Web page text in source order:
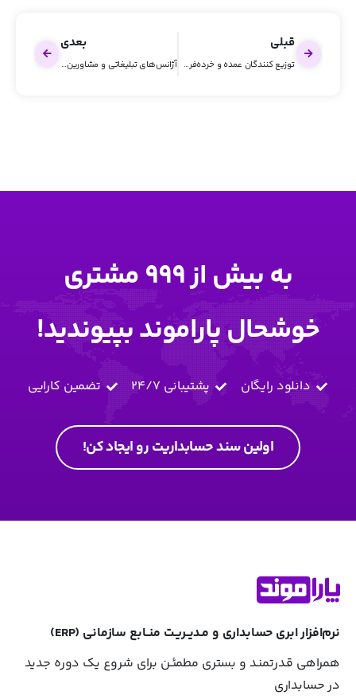
قبلی
توزیع کنندگان عمده و خرده‌فروشی‌ها
بعدی
آژانس‌های تبلیغاتی و مشاورین کسب‌وکار
به بیش از 999 مشتری
خوشحال پاراموند بپیوندید!
دانلود رایگان پشتیبانی 24/7 تضمین کارایی
اولین سند حسابداریت رو ایجاد کن!
نرم‌افزار ابری حسابداری و مـدیــریـت منــابع سازمانی (ERP)
همراهی قـدرتمنـد و بستری مطمئـن برای شروع یک دوره جدید
در حسابداری